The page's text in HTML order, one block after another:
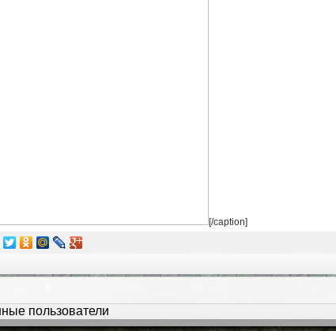
[/caption]
пользователи